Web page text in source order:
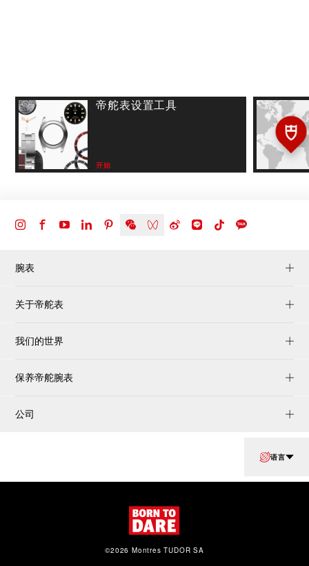
帝舵表设置工具
开始
腕表
关于帝舵表
我们的世界
保养帝舵腕表
公司
语言
©2026 Montres TUDOR SA